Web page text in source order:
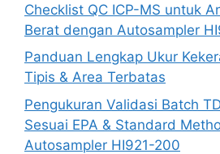
Checklist QC ICP-MS untuk
Berat dengan Autosampler
Panduan Lengkap Ukur
Tipis & Area Terbatas
Pengukuran Validasi Batch
Sesuai EPA & Standard
Autosampler HI921-200